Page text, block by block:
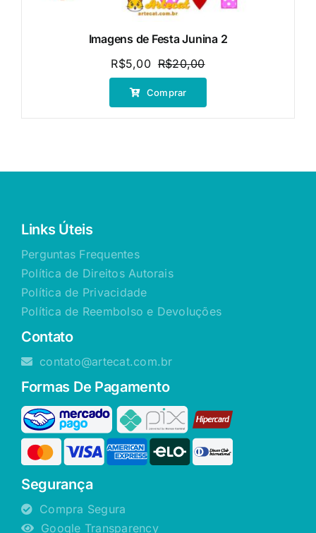
Imagens de Festa Junina 2
R$20,00O
preço
era:
R$5,00
O
preço
é:
Comprar
Links Úteis
Perguntas Frequentes
Política de Direitos Autorais
Política de Privacidade
Política de Reembolso e Devoluções
Contato
contato@artecat.com.br
Formas De Pagamento
Segurança
Compra Segura
Google Transparency